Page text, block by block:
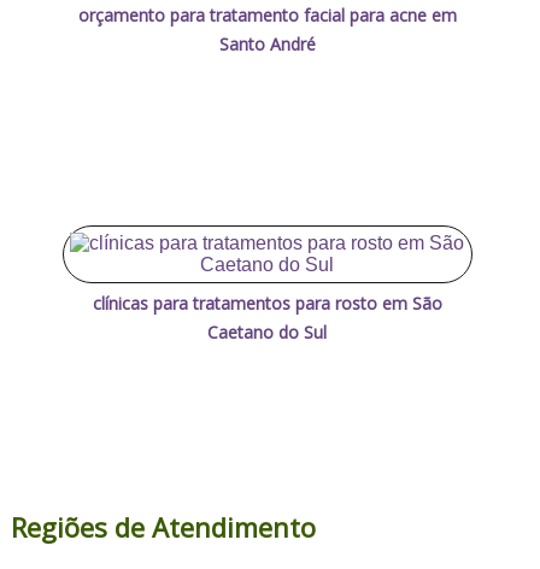
orçamento para tratamento facial para acne em
Santo André
clínicas para tratamentos para rosto em São
Caetano do Sul
Regiões de Atendimento